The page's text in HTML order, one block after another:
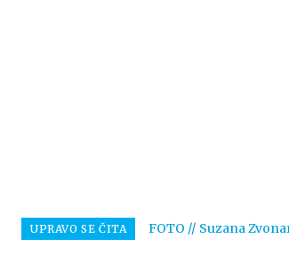
UPRAVO SE ČITA FOTO // Suzana